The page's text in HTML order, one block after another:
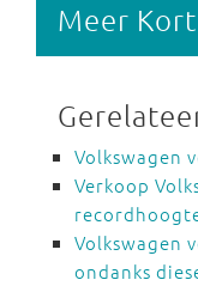
Meer
Volkswagen
Verkoop
Volkswagen
ondanks